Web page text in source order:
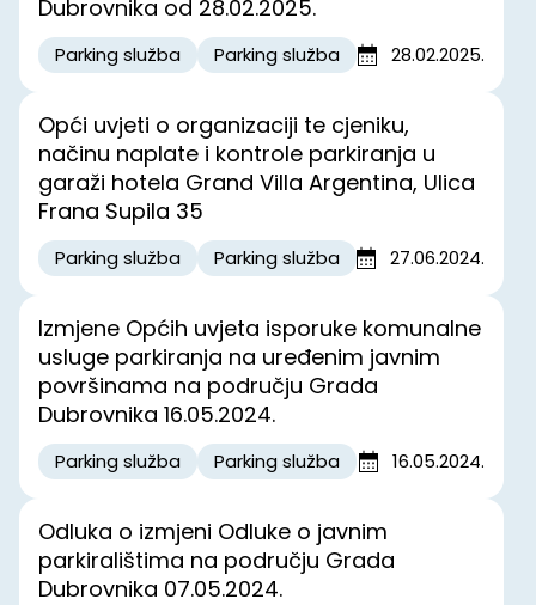
Dubrovnika od 28.02.2025.
Parking služba Parking služba 28.02.2025.
Opći uvjeti o organizaciji te cjeniku,
načinu naplate i kontrole parkiranja u
garaži hotela Grand Villa Argentina, Ulica
Frana Supila 35
Parking služba Parking služba 27.06.2024.
Izmjene Općih uvjeta isporuke komunalne
usluge parkiranja na uređenim javnim
površinama na području Grada
Dubrovnika 16.05.2024.
Parking služba Parking služba 16.05.2024.
Odluka o izmjeni Odluke o javnim
parkiralištima na području Grada
Dubrovnika 07.05.2024.